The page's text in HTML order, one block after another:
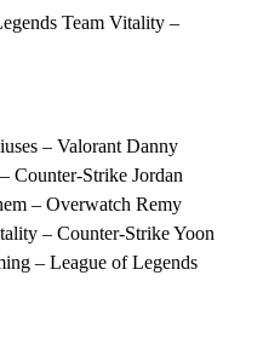
Team Vitality –
– Valorant Danny
Counter-Strike Jordan
– Overwatch Remy
– Counter-Strike Yoon
– League of Legends